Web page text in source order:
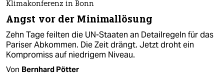
Klimakonferenz in Bonn
Angst vor der Minimallösung
Zehn Tage feilten die UN-Staaten an Detailregeln für das
Pariser Abkommen. Die Zeit drängt. Jetzt droht ein
Kompromiss auf niedrigem Niveau.
Von Bernhard Pötter